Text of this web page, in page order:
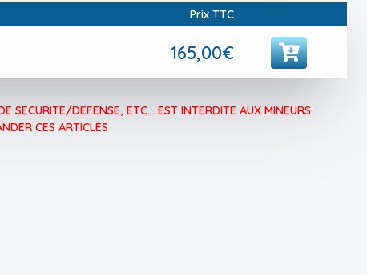
Prix TTC
165,00€
SECURITE/DEFENSE, ETC... EST INTERDITE AUX MINEURS
CES ARTICLES